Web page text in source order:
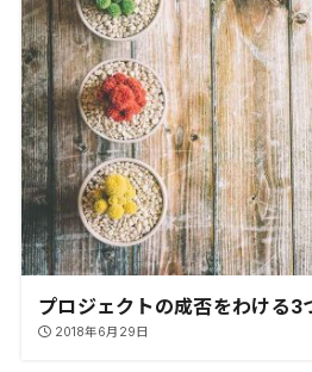
プロジェクトの成否をわける3
2018年6月29日